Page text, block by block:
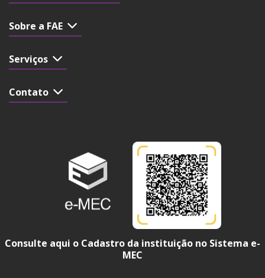
Sobre a FAE
Serviços
Contato
Consulte aqui o Cadastro da instituição no Sistema e-
MEC